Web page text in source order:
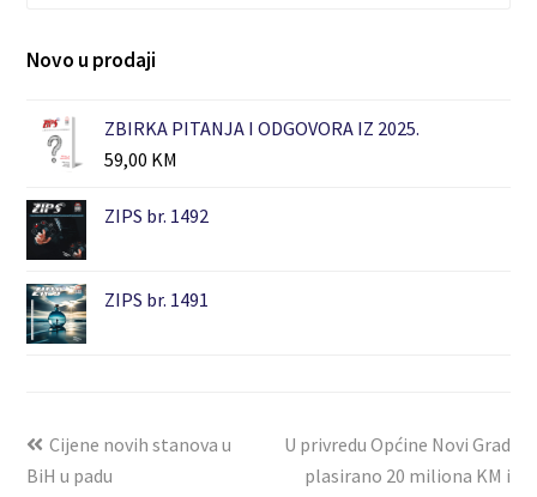
Novo u prodaji
ZBIRKA PITANJA I ODGOVORA IZ 2025.
59,00 KM
ZIPS br. 1492
ZIPS br. 1491
Cijene novih stanova u
BiH u padu
U privredu Općine Novi Grad
plasirano 20 miliona KM i